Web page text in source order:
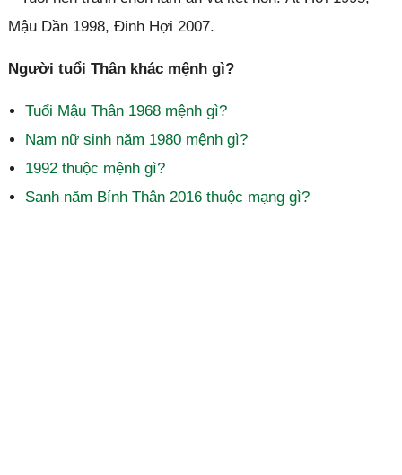
Mậu Dần 1998, Đinh Hợi 2007.
Người tuổi Thân khác mệnh gì?
Tuổi Mậu Thân 1968 mệnh gì?
Nam nữ sinh năm 1980 mệnh gì?
1992 thuộc mệnh gì?
Sanh năm Bính Thân 2016 thuộc mạng gì?